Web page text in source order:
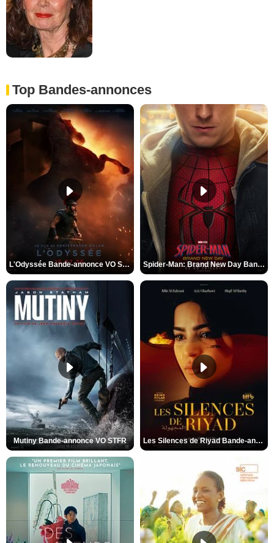
Top Bandes-annonces
L'Odyssée Bande-annonce VO STFR Spider-Man: Brand New Day Bande-annonce VO STFR
Mutiny Bande-annonce VO STFR Les Silences de Riyad Bande-annonce VO STFR